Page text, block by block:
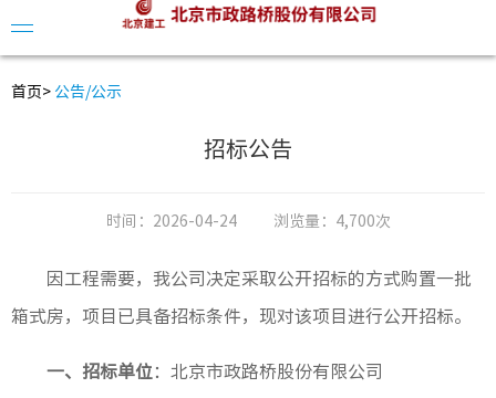
组织架
发展历
首页 > 公告/公示
招标公告
时间： 2026-04-24 浏览量： 4,700次
因工程需要，我公司决定采取公开招标的方式购置一批
箱式房，项目已具备招标条件，现对该项目进行公开招标。
一、招标单位 ：北京市政路桥股份有限公司